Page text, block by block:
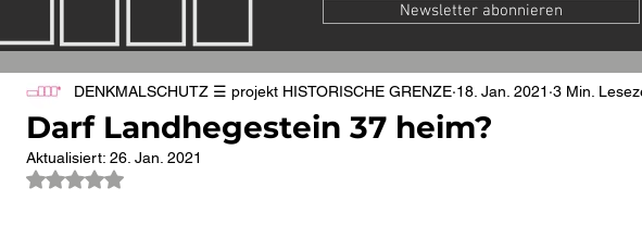
Newsletter abonnieren
Darf Landhegestein 37 heim?
DENKMALSCHUTZ ☰ projekt HISTORISCHE GRENZE 18. Jan. 2021 3 Min.
Aktualisiert: 26. Jan. 2021
Mit NaN von 5 Sternen bewertet.